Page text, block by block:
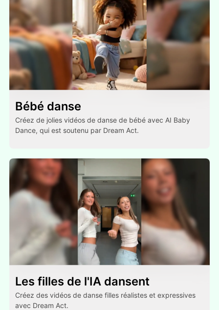
Bébé danse
Créez de jolies vidéos de danse de bébé avec AI Baby
Dance, qui est soutenu par Dream Act.
Les filles de l'IA dansent
Créez des vidéos de danse filles réalistes et expressives
avec Dream Act.